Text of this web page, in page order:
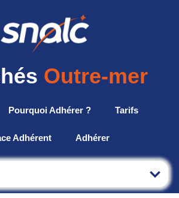
Outre-mer
Pourquoi Adhérer ? Tarifs
Adhérent Adhérer